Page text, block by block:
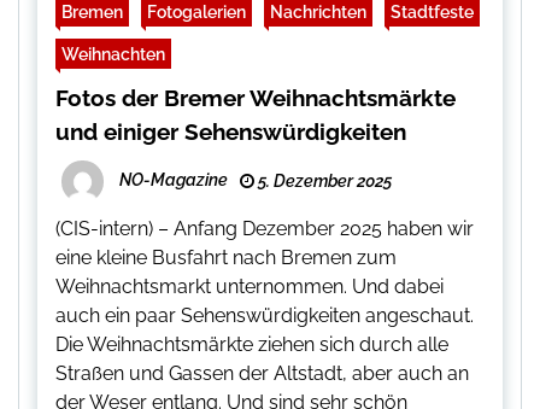
Bremen Fotogalerien Nachrichten Stadtfeste
Weihnachten
Fotos der Bremer Weihnachtsmärkte
und einiger Sehenswürdigkeiten
NO-Magazine 5. Dezember 2025
(CIS-intern) – Anfang Dezember 2025 haben wir
eine kleine Busfahrt nach Bremen zum
Weihnachtsmarkt unternommen. Und dabei
auch ein paar Sehenswürdigkeiten angeschaut.
Die Weihnachtsmärkte ziehen sich durch alle
Straßen und Gassen der Altstadt, aber auch an
der Weser entlang. Und sind sehr schön